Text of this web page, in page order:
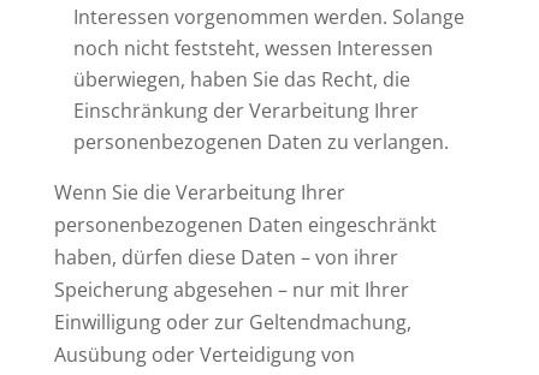
Interessen vorgenommen werden. Solange
noch nicht feststeht, wessen Interessen
überwiegen, haben Sie das Recht, die
Einschränkung der Verarbeitung Ihrer
personenbezogenen Daten zu verlangen.
Wenn Sie die Verarbeitung Ihrer
personenbezogenen Daten eingeschränkt
haben, dürfen diese Daten – von ihrer
Speicherung abgesehen – nur mit Ihrer
Einwilligung oder zur Geltendmachung,
Ausübung oder Verteidigung von